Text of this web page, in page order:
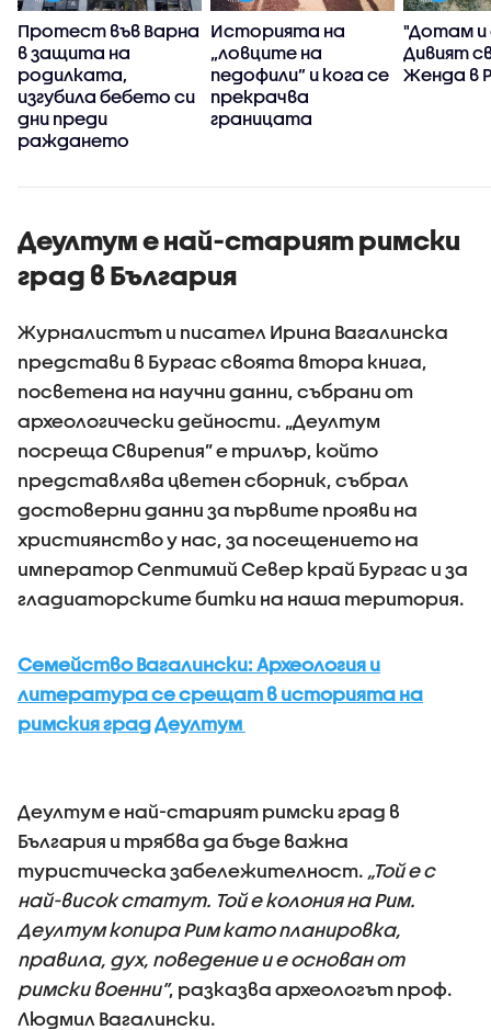
Протест във Варна
в защита на
родилката,
изгубила бебето си
дни преди
раждането
Историята на
„ловците на
педофили” и кога се
прекрачва
границата
"Дотам и
Дивият
Женда в
Деултум е най-старият римски
град в България
Журналистът и писател Ирина Вагалинска
представи в Бургас своята втора книга,
посветена на научни данни, събрани от
археологически дейности. „Деултум
посреща Свирепия” е трилър, който
представлява цветен сборник, събрал
достоверни данни за първите прояви на
християнство у нас, за посещението на
император Септимий Север край Бургас и за
гладиаторските битки на наша територия.
Семейство Вагалински: Археология и
литература се срещат в историята на
римския град Деултум
Деултум е най-старият римски град в
България и трябва да бъде важна
туристическа забележителност. „Той е с
най-висок статут. Той е колония на Рим.
Деултум копира Рим като планировка,
правила, дух, поведение и е основан от
римски военни”, разказва археологът проф.
Людмил Вагалински.